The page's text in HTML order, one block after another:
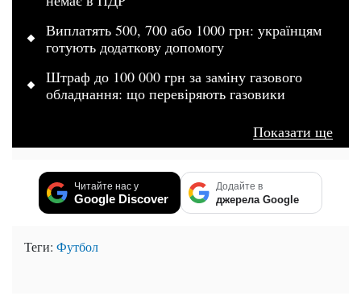
Виплатять 500, 700 або 1000 грн: українцям
готують додаткову допомогу
Штраф до 100 000 грн за заміну газового
обладнання: що перевіряють газовики
Показати ще
Читайте нас у
Google Discover
Додайте в
джерела Google
Теги: Футбол